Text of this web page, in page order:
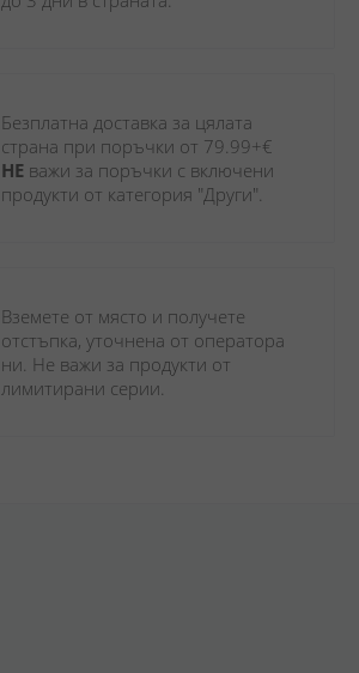
Безплатна доставка за цялата
НЕ важи за поръчки с включени
продукти от категория "Други".
Вземете от място и получете
отстъпка, уточнена от оператора
ни. Не важи за продукти от
лимитирани серии.